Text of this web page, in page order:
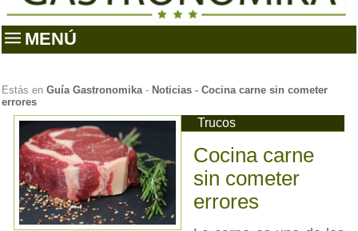
MENÚ
Estás enGuía Gastronomika- Noticias -Cocina carne sin cometer
errores
Trucos
Cocina carne
sin cometer
errores